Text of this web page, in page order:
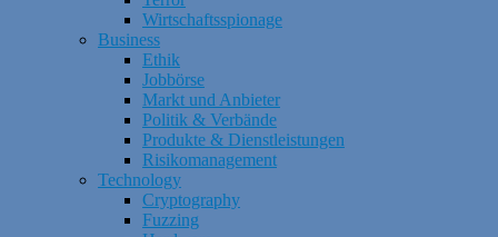
Wirtschaftsspionage
Business
Ethik
Jobbörse
Markt und Anbieter
Politik & Verbände
Produkte & Dienstleistungen
Risikomanagement
Technology
Cryptography
Fuzzing